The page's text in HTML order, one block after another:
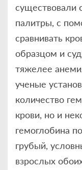
существовали
палитры, с
сравнивать
образцом и
тяжелее
ученые
количество
крови, но и
гемоглобина
грубый,
взрослых